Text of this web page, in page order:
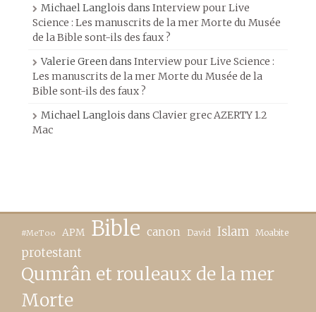
Michael Langlois dans Interview pour Live
Science : Les manuscrits de la mer Morte du Musée
de la Bible sont-ils des faux ?
Valerie Greendans Interview pour Live Science :
Les manuscrits de la mer Morte du Musée de la
Bible sont-ils des faux ?
Michael Langlois dans Clavier grec AZERTY 1.2
Mac
#MeToo APM Bible canon David Islam Moabite
protestant
Qumrân et rouleaux de la mer
Morte